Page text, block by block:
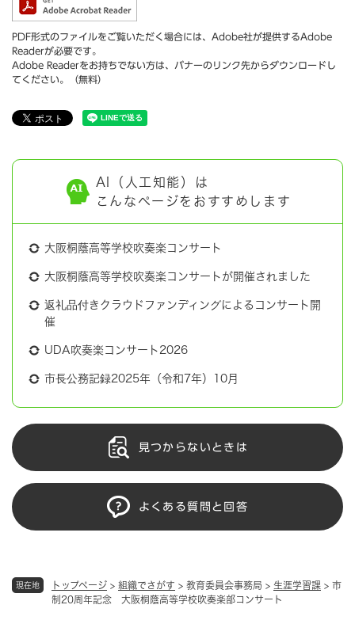
現在地 トップページ > 組織でさがす > 教育委員会事務局 > 生涯学習課 > 市
制20周年記念 大阪桐蔭高等学校吹奏楽部コンサート
PDF形式のファイルをご覧いただく場合には、Adobe社が提供するAdobe
Readerが必要です。
Adobe Readerをお持ちでない方は、バナーのリンク先からダウンロードし
てください。（無料）
AI（人工知能）は
こんなページをおすすめします
大阪桐蔭高等学校吹奏楽コンサート
大阪桐蔭高等学校吹奏楽コンサートが開催されました
返礼品付きクラウドファンディングによるコンサート開
催
UDA吹奏楽コンサート2026
市長公務記録2025年（令和7年）10月
見つからないときは
よくある質問と回答